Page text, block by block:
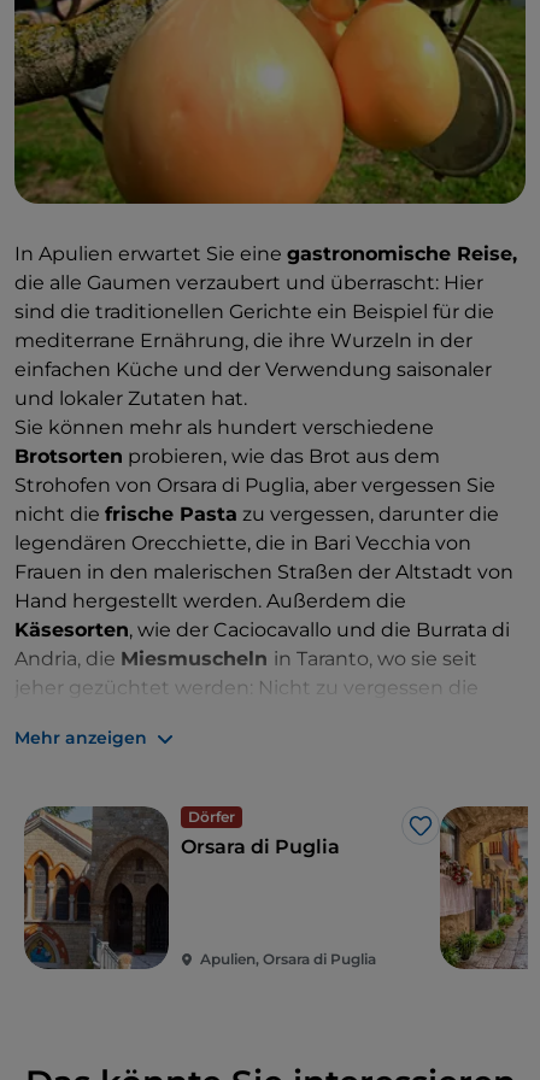
gefüttert, sondern die Rinde dieser Bäume wird
auch beim Räuchern verwendet, was den
Geschmack des Capocollo di Martina Franca
weltweit einzigartig macht.
Jedes Stück hat ein Gewicht zwischen zweieinhalb
und vier Kilo und wird streng in Handarbeit
handwerklichen Könnens derMetzger von Martina
Franca ist. Die geschnittenen und geformten
Schweinefleischstücke werden 15 bis 20 Tage lang in
Salz eingelegt und dann mit einer Zubereitung aus
Vino Cotto, d. h. einer Mischung aus gekochtem
Most, Kräutern der Murgia und Wein, gewaschen.
Anschließend werden die Capicolli in einen
natürlichen Schweinedarm gefüllt und trocknen
gelassen. Für die letzte Phase, den Räuchervorgang,
werden Eichenrinde und die grüne Schale der
Mandeln verbrannt, um dem Capocollo seinen
unverwechselbaren Duft zu verleihen. Die Wurst
muss mindestens sechs Monate gereift sein, bevor
sie verkostet werden kann, vielleicht zusammen mit
denBombette(Schweinefleischröllchen), den
Polpette di Capocollo und der Salami, die weitere
In Apulien erwartet Sie eine gastronomische Reise,
die alle Gaumen verzaubert und überrascht: Hier
sind die traditionellen Gerichte ein Beispiel für die
mediterrane Ernährung, die ihre Wurzeln in der
einfachen Küche und der Verwendung saisonaler
und lokaler Zutaten hat.
Sie können mehr als hundert verschiedene
Brotsorten probieren, wie das Brot aus dem
Strohofen von Orsara di Puglia, aber vergessen Sie
nicht die frische Pasta zu vergessen, darunter die
legendären Orecchiette, die in Bari Vecchia von
Frauen in den malerischen Straßen der Altstadt von
Hand hergestellt werden. Außerdem die
Käsesorten, wie der Caciocavallo und die Burrata di
Andria, die Miesmuscheln in Taranto, wo sie seit
jeher gezüchtet werden: Nicht zu vergessen die
den traditionellen Fischereigeräten, die die Küste
Mehr anzeigen
Dörfer
Like
Orsara di Puglia
Apulien, Orsara di Puglia